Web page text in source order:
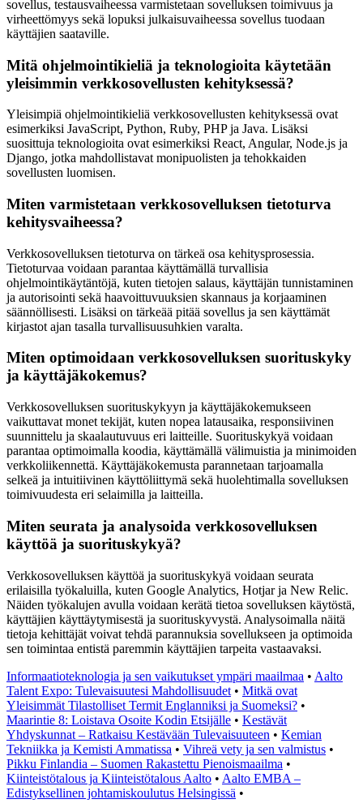
sovellus, testausvaiheessa varmistetaan sovelluksen toimivuus ja
virheettömyys sekä lopuksi julkaisuvaiheessa sovellus tuodaan
käyttäjien saataville.
Mitä ohjelmointikieliä ja teknologioita käytetään
yleisimmin verkkosovellusten kehityksessä?
Yleisimpiä ohjelmointikieliä verkkosovellusten kehityksessä ovat
esimerkiksi JavaScript, Python, Ruby, PHP ja Java. Lisäksi
suosittuja teknologioita ovat esimerkiksi React, Angular, Node.js ja
Django, jotka mahdollistavat monipuolisten ja tehokkaiden
sovellusten luomisen.
Miten varmistetaan verkkosovelluksen tietoturva
kehitysvaiheessa?
Verkkosovelluksen tietoturva on tärkeä osa kehitysprosessia.
Tietoturvaa voidaan parantaa käyttämällä turvallisia
ohjelmointikäytäntöjä, kuten tietojen salaus, käyttäjän tunnistaminen
ja autorisointi sekä haavoittuvuuksien skannaus ja korjaaminen
säännöllisesti. Lisäksi on tärkeää pitää sovellus ja sen käyttämät
kirjastot ajan tasalla turvallisuusuhkien varalta.
Miten optimoidaan verkkosovelluksen suorituskyky
ja käyttäjäkokemus?
Verkkosovelluksen suorituskykyyn ja käyttäjäkokemukseen
vaikuttavat monet tekijät, kuten nopea latausaika, responsiivinen
suunnittelu ja skaalautuvuus eri laitteille. Suorituskykyä voidaan
parantaa optimoimalla koodia, käyttämällä välimuistia ja minimoiden
verkkoliikennettä. Käyttäjäkokemusta parannetaan tarjoamalla
selkeä ja intuitiivinen käyttöliittymä sekä huolehtimalla sovelluksen
toimivuudesta eri selaimilla ja laitteilla.
Miten seurata ja analysoida verkkosovelluksen
käyttöä ja suorituskykyä?
Verkkosovelluksen käyttöä ja suorituskykyä voidaan seurata
erilaisilla työkaluilla, kuten Google Analytics, Hotjar ja New Relic.
Näiden työkalujen avulla voidaan kerätä tietoa sovelluksen käytöstä,
käyttäjien käyttäytymisestä ja suorituskyvystä. Analysoimalla näitä
tietoja kehittäjät voivat tehdä parannuksia sovellukseen ja optimoida
sen toimintaa entistä paremmin käyttäjien tarpeita vastaavaksi.
Informaatioteknologia ja sen vaikutukset ympäri maailmaa • Aalto
Talent Expo: Tulevaisuutesi Mahdollisuudet • Mitkä ovat
Yleisimmät Tilastolliset Termit Englanniksi ja Suomeksi? •
Maarintie 8: Loistava Osoite Kodin Etsijälle • Kestävät
Yhdyskunnat – Ratkaisu Kestävään Tulevaisuuteen • Kemian
Tekniikka ja Kemisti Ammatissa • Vihreä vety ja sen valmistus •
Pikku Finlandia – Suomen Rakastettu Pienoismaailma •
Kiinteistötalous ja Kiinteistötalous Aalto • Aalto EMBA –
Edistyksellinen johtamiskoulutus Helsingissä •